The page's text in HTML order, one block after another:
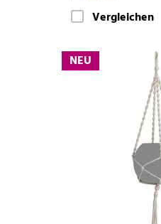
Vergleichen
NEU